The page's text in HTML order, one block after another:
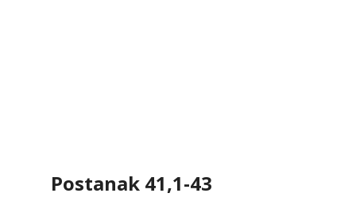
Postanak 41,1-43